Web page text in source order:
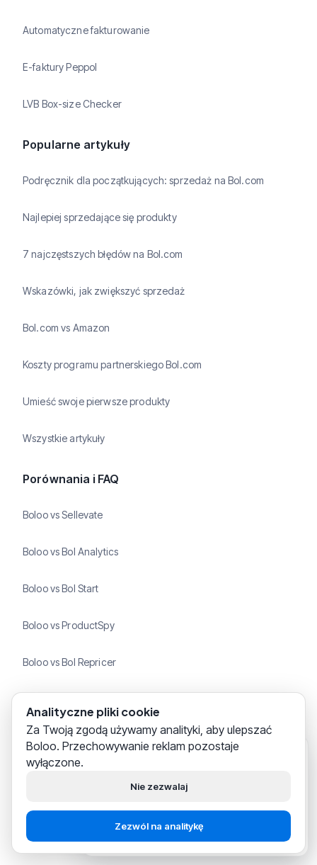
Automatyczne fakturowanie
E-faktury Peppol
LVB Box-size Checker
Popularne artykuły
Podręcznik dla początkujących: sprzedaż na Bol.com
Najlepiej sprzedające się produkty
7 najczęstszych błędów na Bol.com
Wskazówki, jak zwiększyć sprzedaż
Bol.com vs Amazon
Koszty programu partnerskiego Bol.com
Umieść swoje pierwsze produkty
Wszystkie artykuły
Porównania i FAQ
Boloo vs Sellevate
Boloo vs Bol Analytics
Boloo vs Bol Start
Boloo vs ProductSpy
Boloo vs Bol Repricer
Boloo vs MarktMentor
Boloo vs Rylee
Co to jest Boloo?
Boloo tylko co
skutecznie budować swój biznes.
Rozpocznij za
Analityczne pliki cookie
Za Twoją zgodą używamy analityki, aby ulepszać
Boloo. Przechowywanie reklam pozostaje
wyłączone.
Nie zezwalaj
Zezwól na analitykę